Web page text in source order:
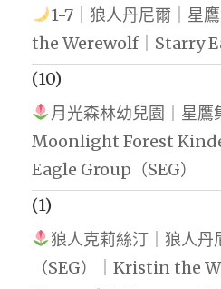
1-7｜狼人丹尼爾｜星
the Werewolf｜Starry
(10)
月光森林幼兒園｜星鷹
Moonlight Forest
Eagle Group（SEG）
(1)
狼人克莉絲汀｜狼人丹
（SEG）｜Kristin the